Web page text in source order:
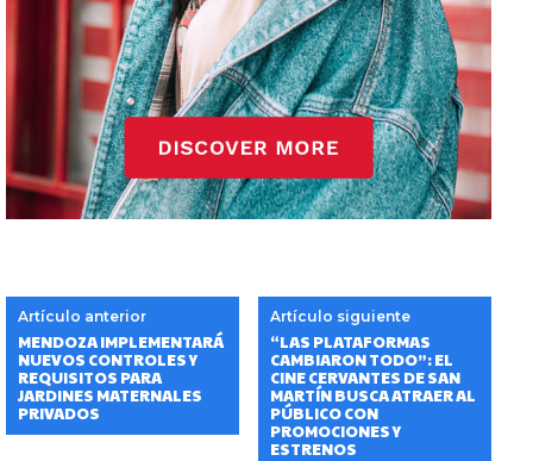
Artículo anterior
MENDOZA IMPLEMENTARÁ
NUEVOS CONTROLES Y
REQUISITOS PARA
JARDINES MATERNALES
PRIVADOS
Artículo siguiente
“LAS PLATAFORMAS
CAMBIARON TODO”: EL
CINE CERVANTES DE SAN
MARTÍN BUSCA ATRAER AL
PÚBLICO CON
PROMOCIONES Y
ESTRENOS